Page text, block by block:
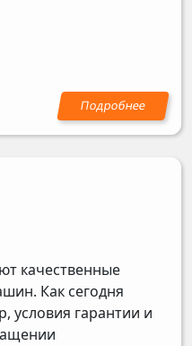
качественные
Как сегодня
условия гарантии и